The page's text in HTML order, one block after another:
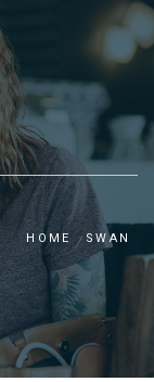
HOME SWAN